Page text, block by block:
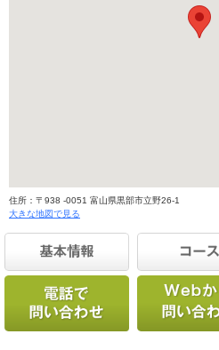
住所：〒938 -0051 富山県黒部市立野26-1
大きな地図で見る